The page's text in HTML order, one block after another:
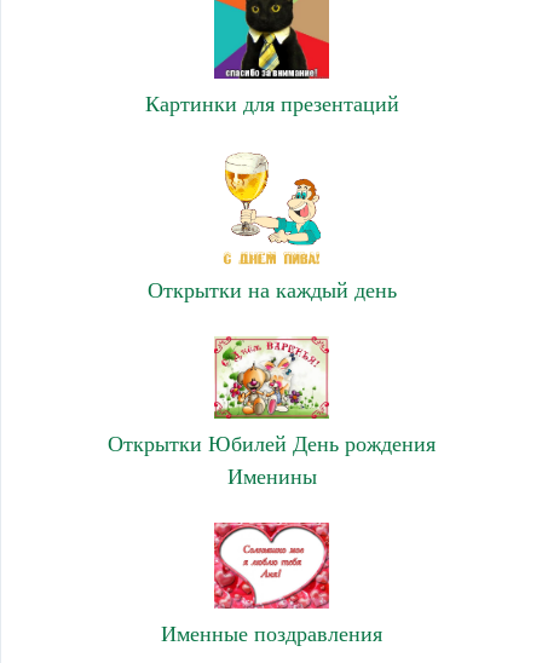
Картинки для презентаций
Открытки на каждый день
Открытки Юбилей День рождения
Именины
Именные поздравления